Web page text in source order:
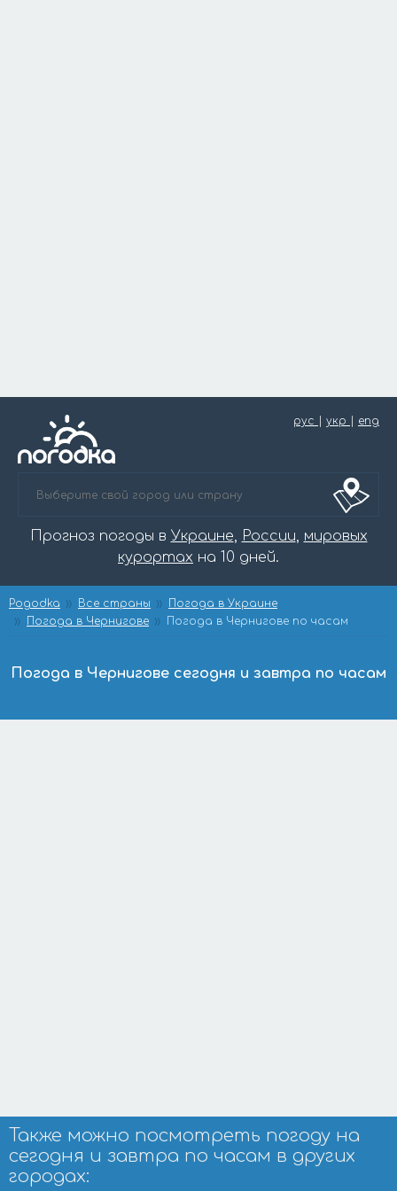
рус укр eng
Прогноз погоды в Украине, России, мировых
курортах на 10 дней.
Pogodka Все страны
Погода в Украине
Погода в Чернигове
Погода в Чернигове по часам
Погода в Чернигове сегодня и завтра по часам
Также можно посмотреть погоду на
сегодня и завтра по часам в других
городах: